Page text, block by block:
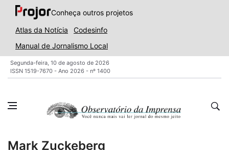
Conheça outros projetos
Atlas da Notícia
Codesinfo
Manual de Jornalismo Local
Segunda-feira, 10 de agosto de 2026
ISSN 1519-7670 - Ano 2026 - nº 1400
Mark Zuckeberg